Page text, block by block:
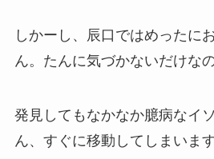
しかーし、辰口ではめったに
ん。たんに気づかないだけな
発見してもなかなか臆病なイ
ん、すぐに移動してしまいます